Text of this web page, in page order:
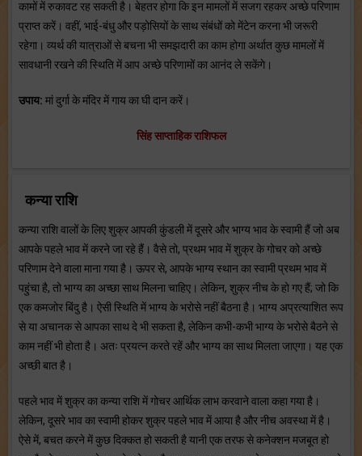
कामों में रुकावट रह सकती है। बेहतर होगा कि इन मामलों में सजग रहकर अच्छे परिणाम
प्राप्त करें। वहीं, भाई-बंधु और पड़ोसियों के साथ संबंधों को मेंटेन करना भी जरूरी
रहेगा। व्यर्थ की यात्राओं से बचना भी समझदारी का काम होगा अर्थात कुछ मामलों में
सावधानी रखने की स्थिति में आप अच्छे परिणामों का आनंद ले सकेंगे।
उपाय: मां दुर्गा के मंदिर में गाय का घी दान करें।
सिंहसाप्ताहिक राशिफल
कन्या राशि
कन्या राशि वालों के लिए शुक्र आपकी कुंडली में दूसरे और भाग्य भाव के स्वामी हैं जो अब
आपके पहले भाव में करने जा रहे हैं। वैसे तो, प्रथम भाव में शुक्र के गोचर को अच्छे
परिणाम देने वाला माना गया है। ऊपर से, आपके भाग्य स्थान का स्वामी प्रथम भाव में
पहुंचा है, तो भाग्य का अच्छा साथ मिलना चाहिए। लेकिन, शुक्र नीच के हो गए हैं; जो कि
एक कमजोर बिंदु है। ऐसी स्थिति में भाग्य के भरोसे नहीं बैठना है। भाग्य अप्रत्याशित रूप
से या अचानक से आपका साथ दे भी सकता है, लेकिन कभी-कभी भाग्य के भरोसे बैठने से
काम नहीं भी होता है। अतः प्रयत्न करते रहें और भाग्य का साथ मिलता जाएगा। यह एक
अच्छी बात है।
पहले भाव में शुक्र का कन्या राशि में गोचर आर्थिक लाभ करवाने वाला कहा गया है।
लेकिन, दूसरे भाव का स्वामी होकर शुक्र पहले भाव में आया है और नीच अवस्था में है।
ऐसे में, बचत करने में कुछ दिक्कत हो सकती है यानी एक तरफ से कनेक्शन मजबूत हो